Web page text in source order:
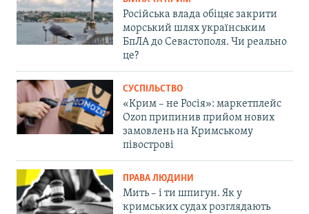
Російська влада обіцяє закрити
морський шлях українським
БпЛА до Севастополя. Чи реально
це?
СУСПІЛЬСТВО
«Крим – не Росія»: маркетплейс
Ozon припинив прийом нових
замовлень на Кримському
півострові
ПРАВА ЛЮДИНИ
Мить – і ти шпигун. Як у
кримських судах розглядають